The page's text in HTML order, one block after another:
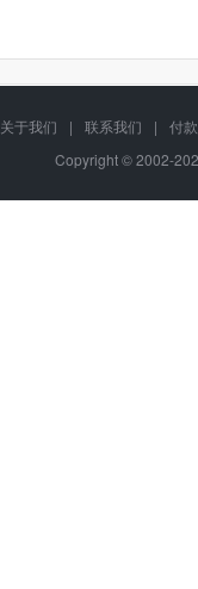
关于我们 | 联系我们 |
付
Copyright © 2002-